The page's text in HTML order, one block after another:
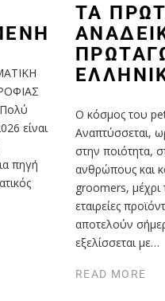
είναι
πηγή
ΤΑ
Ο κόσμος του
Αναπτύσσεται,
στην ποιότητα,
ανθρώπους και
groomers,
εταιρείες
αποτελούν
εξελίσσεται με…
READ MORE